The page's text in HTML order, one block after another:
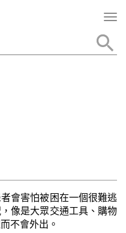
會害怕被困在一個很難逃
像是大眾交通工具、購物
不會外出。